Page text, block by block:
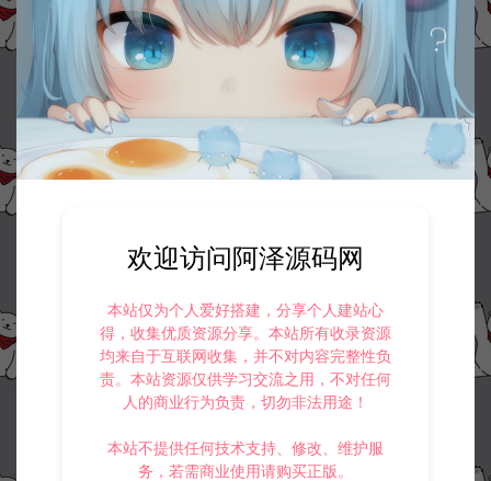
收藏 (0) 打赏 点赞 (
©版权免责声明
如果本站有侵犯、不妥之处的资源，请在网站右边客服联系我们。
将会第一时间解决！
业用途，请大家不要用于商用！
侵权联系邮箱：32838727@qq.com
阿泽源码网 小游戏H5
三网H5休闲游戏【爆个爆米花H5】12月
最新整理Linux手工服务端+Win一键服务端+解压即玩+简易安卓客户端+详
欢迎访问阿泽源码网
本站仅为个人爱好搭建，分享个人建站心
得，收集优质资源分享。本站所有收录资源
均来自于互联网收集，并不对内容完整性负
责。本站资源仅供学习交流之用，不对任何
人的商业行为负责，切勿非法用途！
本站不提供任何技术支持、修改、维护服
务，若需商业使用请购买正版。